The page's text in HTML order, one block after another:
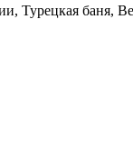
Турецкая баня,